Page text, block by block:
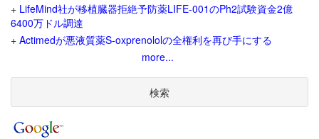
+ LifeMind社が移植臓器拒絶予防薬LIFE-001のPh2試験資金2億
6400万ドル調達
+ Actimedが悪液質薬S-oxprenololの全権利を再び手にする
more...
検索